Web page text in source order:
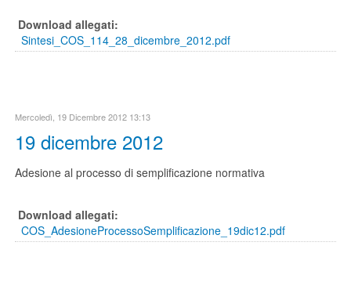
Download allegati:
Sintesi_COS_114_28_dicembre_2012.pdf
Mercoledì, 19 Dicembre 2012 13:13
19 dicembre 2012
Adesione al processo di semplificazione normativa
Download allegati:
COS_AdesioneProcessoSemplificazione_19dic12.pdf